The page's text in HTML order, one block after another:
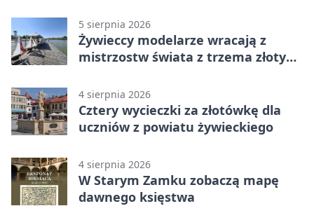
5 sierpnia 2026
Żywieccy modelarze wracają z
mistrzostw świata z trzema złotymi
4 sierpnia 2026
Cztery wycieczki za złotówkę dla
uczniów z powiatu żywieckiego
4 sierpnia 2026
W Starym Zamku zobaczą mapę
dawnego księstwa